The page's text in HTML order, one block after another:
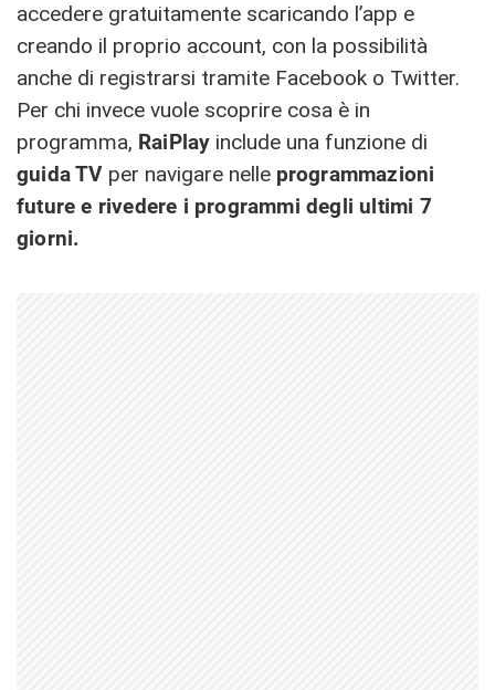
accedere gratuitamente scaricando l’app e
creando il proprio account, con la possibilità
anche di registrarsi tramite Facebook o Twitter.
Per chi invece vuole scoprire cosa è in
programma, RaiPlay include una funzione di
guida TVper navigare nelle programmazioni
future e rivedere i programmi degli ultimi 7
giorni.